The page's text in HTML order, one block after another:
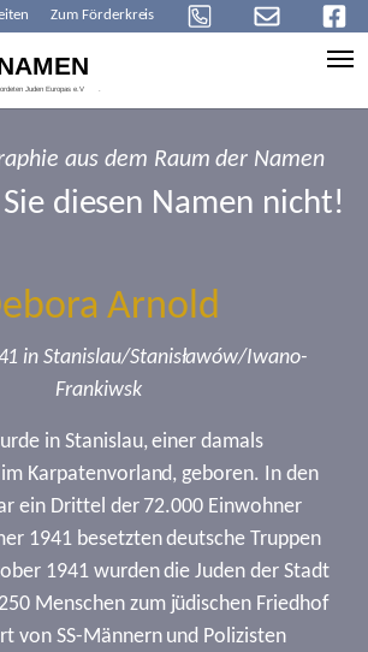
Zum Förderkreis
aus dem Raum der Namen
diesen Namen nicht!
Arnold
in Stanislau/Stanisławów/Iwano-
Frankiwsk
in Stanislau, einer damals
Karpatenvorland, geboren. In den
ein Drittel der 72.000 Einwohner
1941 besetzten deutsche Truppen
1941 wurden die Juden der Stadt
Menschen zum jüdischen Friedhof
von SS-Männern und Polizisten